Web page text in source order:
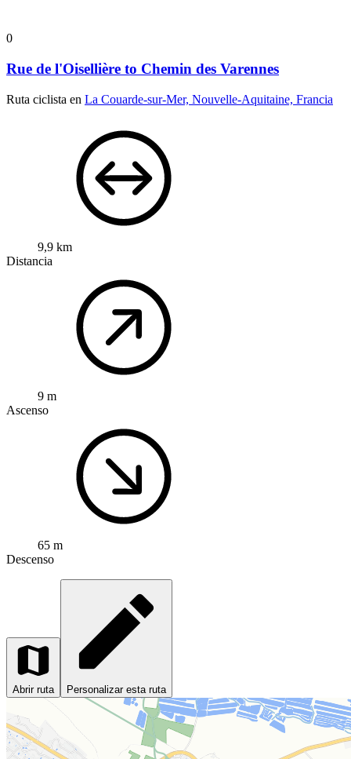
0
Rue de l'Oisellière to Chemin des Varennes
Ruta ciclista en La Couarde-sur-Mer, Nouvelle-Aquitaine, Francia
9,9 km
Distancia
9 m
Ascenso
65 m
Descenso
Abrir ruta Personalizar esta ruta